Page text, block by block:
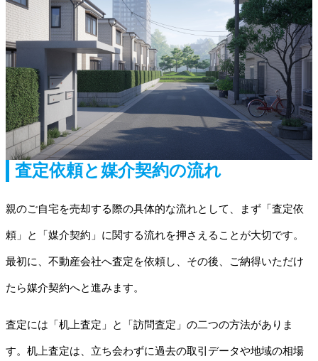
査定依頼と媒介契約の流れ
親のご自宅を売却する際の具体的な流れとして、まず「査定依
頼」と「媒介契約」に関する流れを押さえることが大切です。
最初に、不動産会社へ査定を依頼し、その後、ご納得いただけ
たら媒介契約へと進みます。
査定には「机上査定」と「訪問査定」の二つの方法がありま
す。机上査定は、立ち会わずに過去の取引データや地域の相場